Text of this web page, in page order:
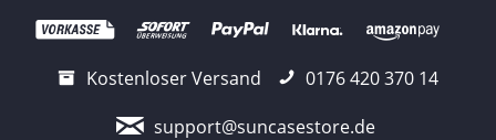
Kostenloser Versand
0176 420 370 14
support@suncasestore.de